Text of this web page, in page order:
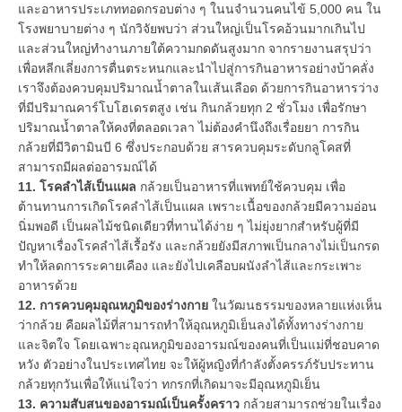
และอาหารประเภททอดกรอบต่าง ๆ ในนจำนวนคนไข้ 5,000 คน ใน
โรงพยาบายต่าง ๆ นักวิจัยพบว่า ส่วนใหญ่เป็นโรคอ้วนมากเกินไป
และส่วนใหญ่ทำงานภายใต้ความกดดันสูงมาก จากรายงานสรุปว่า
เพื่อหลีกเลี่ยงการตื่นตระหนกและนำไปสู่การกินอาหารอย่างบ้าคลั่ง
เราจึงต้องควบคุมปริมาณน้ำตาลในเส้นเลือด ด้วยการกินอาหารว่าง
ที่มีปริมาณคาร์โบโฮเดรตสูง เช่น กินกล้วยทุก 2 ชั่วโมง เพื่อรักษา
ปริมาณน้ำตาลให้คงที่ตลอดเวลา ไม่ต้องคำนึงถึงเรื่อยยา การกิน
กล้วยที่มีวิตามินบี 6 ซึ่งประกอบด้วย สารควบคุมระดับกลูโคสที่
สามารถมีผลต่ออารมณ์ได้
11. โรคลำไส้เป็นแผล กล้วยเป็นอาหารที่แพทย์ใช้ควบคุม เพื่อ
ต้านทานการเกิดโรคลำไส้เป็นแผล เพราะเนื้อของกล้วยมีความอ่อน
นิ่มพอดี เป็นผลไม้ชนิดเดียวที่ทานได้ง่าย ๆ ไม่ยุ่งยากสำหรับผู้ที่มี
ปัญหาเรื่องโรคลำไส้เรื้อรัง และกล้วยยังมีสภาพเป็นกลางไม่เป็นกรด
ทำให้ลดการระคายเคือง และยังไปเคลือบผนังลำไส้และกระเพาะ
อาหารด้วย
12. การควบคุมอุณหภูมิของร่างกาย ในวัฒนธรรมของหลายแห่งเห็น
ว่ากล้วย คือผลไม้ที่สามารถทำให้อุณหภูมิเย็นลงได้ทั้งทางร่างกาย
และจิตใจ โดยเฉพาะอุณหภูมิของอารมณ์ของคนที่เป็นแม่ที่ชอบคาด
หวัง ตัวอย่างในประเทศไทย จะให้ผู้หญิงที่กำลังตั้งครรภ์รับประทาน
กล้วยทุกวันเพื่อให้แน่ใจว่า ทกรกที่เกิดมาจะมีอุณหภูมิเย็น
13. ความสับสนของอารมณ์เป็นครั้งคราว กล้วยสามารถช่วยในเรื่อง